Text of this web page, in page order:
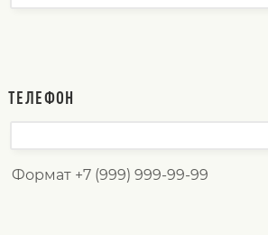
ТЕЛЕФОН
Формат +7 (999) 999-99-99